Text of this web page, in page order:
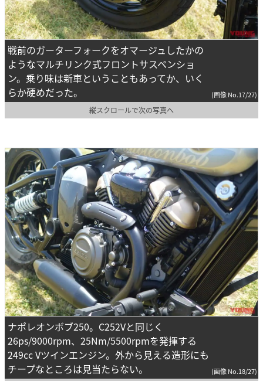
戦前のガーターフォークをオマージュしたかの
ようなマルチリンク式フロントサスペンショ
ン。乗り味は新車ということもあってか、いく
らか硬めだった。
(画像 No.17/27)
縦スクロールで次の写真へ
ナポレオンボブ250。C252Vと同じく
26ps/9000rpm、25Nm/5500rpmを発揮する
249cc Vツインエンジン。外から見える造形にも
チープなところは見当たらない。
(画像 No.18/27)